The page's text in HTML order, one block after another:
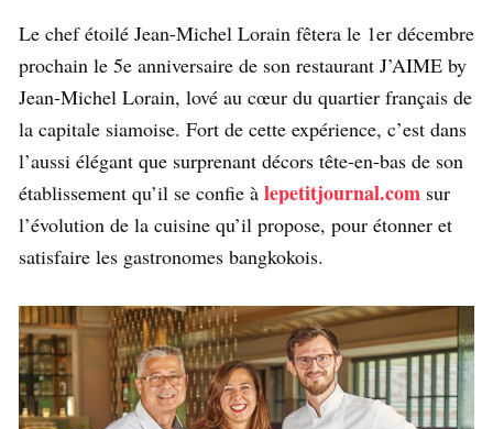
Le chef étoilé Jean-Michel Lorain fêtera le 1er décembre
prochain le 5e anniversaire de son restaurant J’AIME by
Jean-Michel Lorain, lové au cœur du quartier français de
la capitale siamoise. Fort de cette expérience, c’est dans
l’aussi élégant que surprenant décors tête-en-bas de son
établissement qu’il se confie à lepetitjournal.com sur
l’évolution de la cuisine qu’il propose, pour étonner et
satisfaire les gastronomes bangkokois.